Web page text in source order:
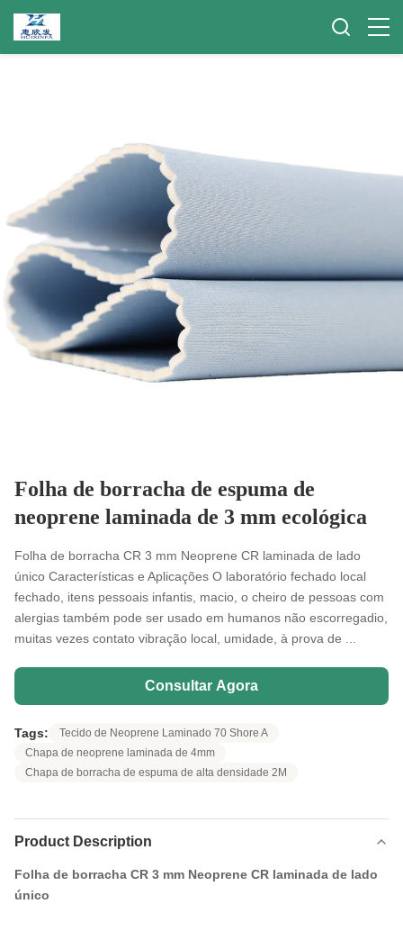
Folha de borracha de espuma de
neoprene laminada de 3 mm ecológica
Folha de borracha CR 3 mm Neoprene CR laminada de lado
único Características e Aplicações O laboratório fechado local
fechado, itens pessoais infantis, macio, o cheiro de pessoas com
alergias também pode ser usado em humanos não escorregadio,
muitas vezes contato vibração local, umidade, à prova de ...
Consultar Agora
Tags:
Tecido de Neoprene Laminado 70 Shore A
Chapa de neoprene laminada de 4mm
Chapa de borracha de espuma de alta densidade 2M
Product Description
Folha de borracha CR 3 mm Neoprene CR laminada de lado
único